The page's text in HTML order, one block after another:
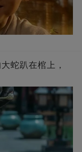
蛇趴在棺上，